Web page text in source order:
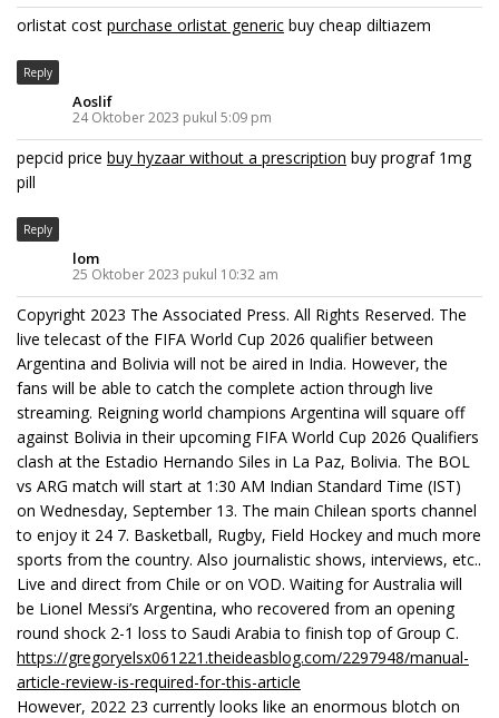
orlistat cost purchase orlistat generic buy cheap diltiazem
Reply
Aoslif
24 Oktober 2023 pukul 5:09 pm
pepcid price buy hyzaar without a prescription buy prograf 1mg
pill
Reply
lom
25 Oktober 2023 pukul 10:32 am
Copyright 2023 The Associated Press. All Rights Reserved. The
live telecast of the FIFA World Cup 2026 qualifier between
Argentina and Bolivia will not be aired in India. However, the
fans will be able to catch the complete action through live
streaming. Reigning world champions Argentina will square off
against Bolivia in their upcoming FIFA World Cup 2026 Qualifiers
clash at the Estadio Hernando Siles in La Paz, Bolivia. The BOL
vs ARG match will start at 1:30 AM Indian Standard Time (IST)
on Wednesday, September 13. The main Chilean sports channel
to enjoy it 24 7. Basketball, Rugby, Field Hockey and much more
sports from the country. Also journalistic shows, interviews, etc..
Live and direct from Chile or on VOD. Waiting for Australia will
be Lionel Messi’s Argentina, who recovered from an opening
round shock 2-1 loss to Saudi Arabia to finish top of Group C.
https://gregoryelsx061221.theideasblog.com/2297948/manual-
article-review-is-required-for-this-article
However, 2022 23 currently looks like an enormous blotch on